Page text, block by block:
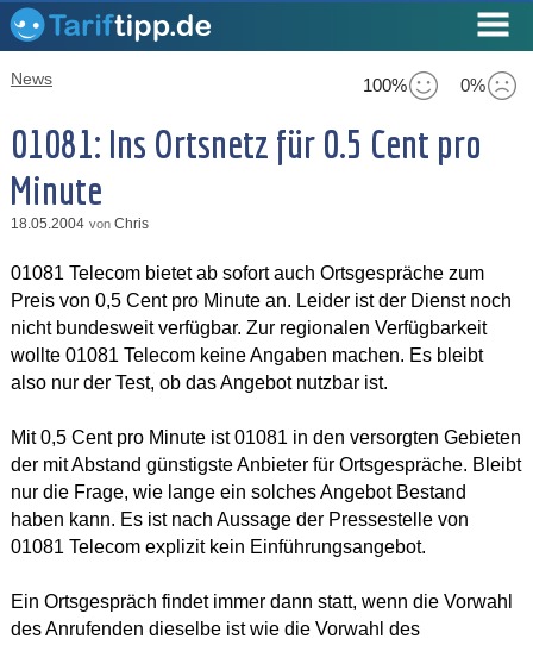
100% 0%
News
01081: Ins Ortsnetz für 0.5 Cent pro
Minute
18.05.2004 von Chris
01081 Telecom bietet ab sofort auch Ortsgespräche zum
Preis von 0,5 Cent pro Minute an. Leider ist der Dienst noch
nicht bundesweit verfügbar. Zur regionalen Verfügbarkeit
wollte 01081 Telecom keine Angaben machen. Es bleibt
also nur der Test, ob das Angebot nutzbar ist.
Mit 0,5 Cent pro Minute ist 01081 in den versorgten Gebieten
der mit Abstand günstigste Anbieter für Ortsgespräche. Bleibt
nur die Frage, wie lange ein solches Angebot Bestand
haben kann. Es ist nach Aussage der Pressestelle von
01081 Telecom explizit kein Einführungsangebot.
Ein Ortsgespräch findet immer dann statt, wenn die Vorwahl
des Anrufenden dieselbe ist wie die Vorwahl des